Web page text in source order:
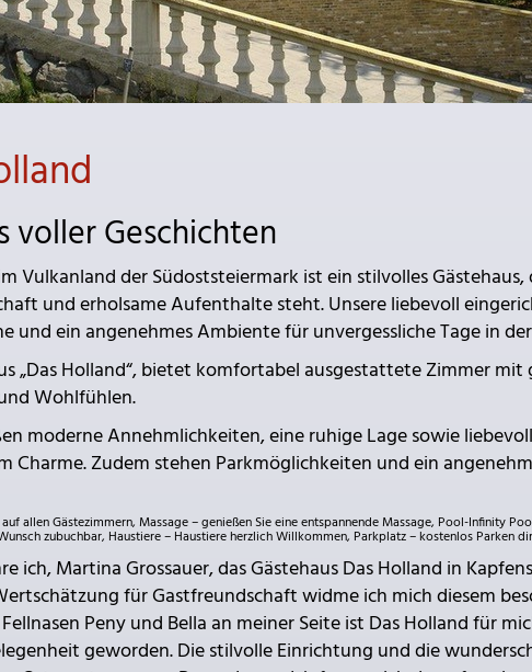
voller Geschichten
Vulkanland der Südoststeiermark ist ein stilvolles
und erholsame Aufenthalte steht. Unsere liebevoll
und ein angenehmes Ambiente für unvergessliche Tage in
„Das Holland“, bietet komfortabel ausgestattete Zimmer
Wohlfühlen.
moderne Annehmlichkeiten, eine ruhige Lage sowie
Charme. Zudem stehen Parkmöglichkeiten und ein
allen Gästezimmern, Massage – genießen Sie eine entspannende Massage, Pool-Infinity
zubuchbar, Haustiere – Haustiere herzlich Willkommen, Parkplatz – kostenlos Parken
ich, Martina Grossauer, das Gästehaus Das Holland in
für Gastfreundschaft widme ich mich diesem
Peny und Bella an meiner Seite ist Das Holland für
geworden. Die stilvolle Einrichtung und die